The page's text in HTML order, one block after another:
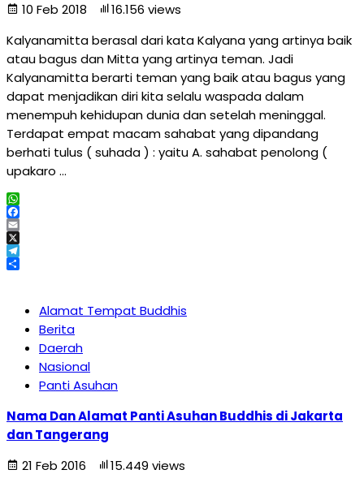
10 Feb 2018
16.156 views
Kalyanamitta berasal dari kata Kalyana yang artinya baik
atau bagus dan Mitta yang artinya teman. Jadi
Kalyanamitta berarti teman yang baik atau bagus yang
dapat menjadikan diri kita selalu waspada dalam
menempuh kehidupan dunia dan setelah meninggal.
Terdapat empat macam sahabat yang dipandang
berhati tulus ( suhada ) : yaitu A. sahabat penolong (
upakaro …
WhatsApp
Facebook
Email
X
Telegram
Alamat Tempat Buddhis
Berita
Daerah
Nasional
Panti Asuhan
Nama Dan Alamat Panti Asuhan Buddhis di Jakarta
dan Tangerang
21 Feb 2016
15.449 views